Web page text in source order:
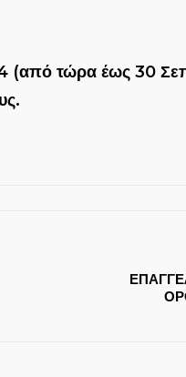
(από τώρα έως 30